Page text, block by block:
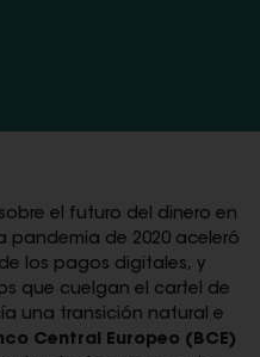
el futuro del dinero en
pandemia de 2020 aceleró
los pagos digitales, y
que cuelgan el cartel de
una transición natural e
Central Europeo (BCE)